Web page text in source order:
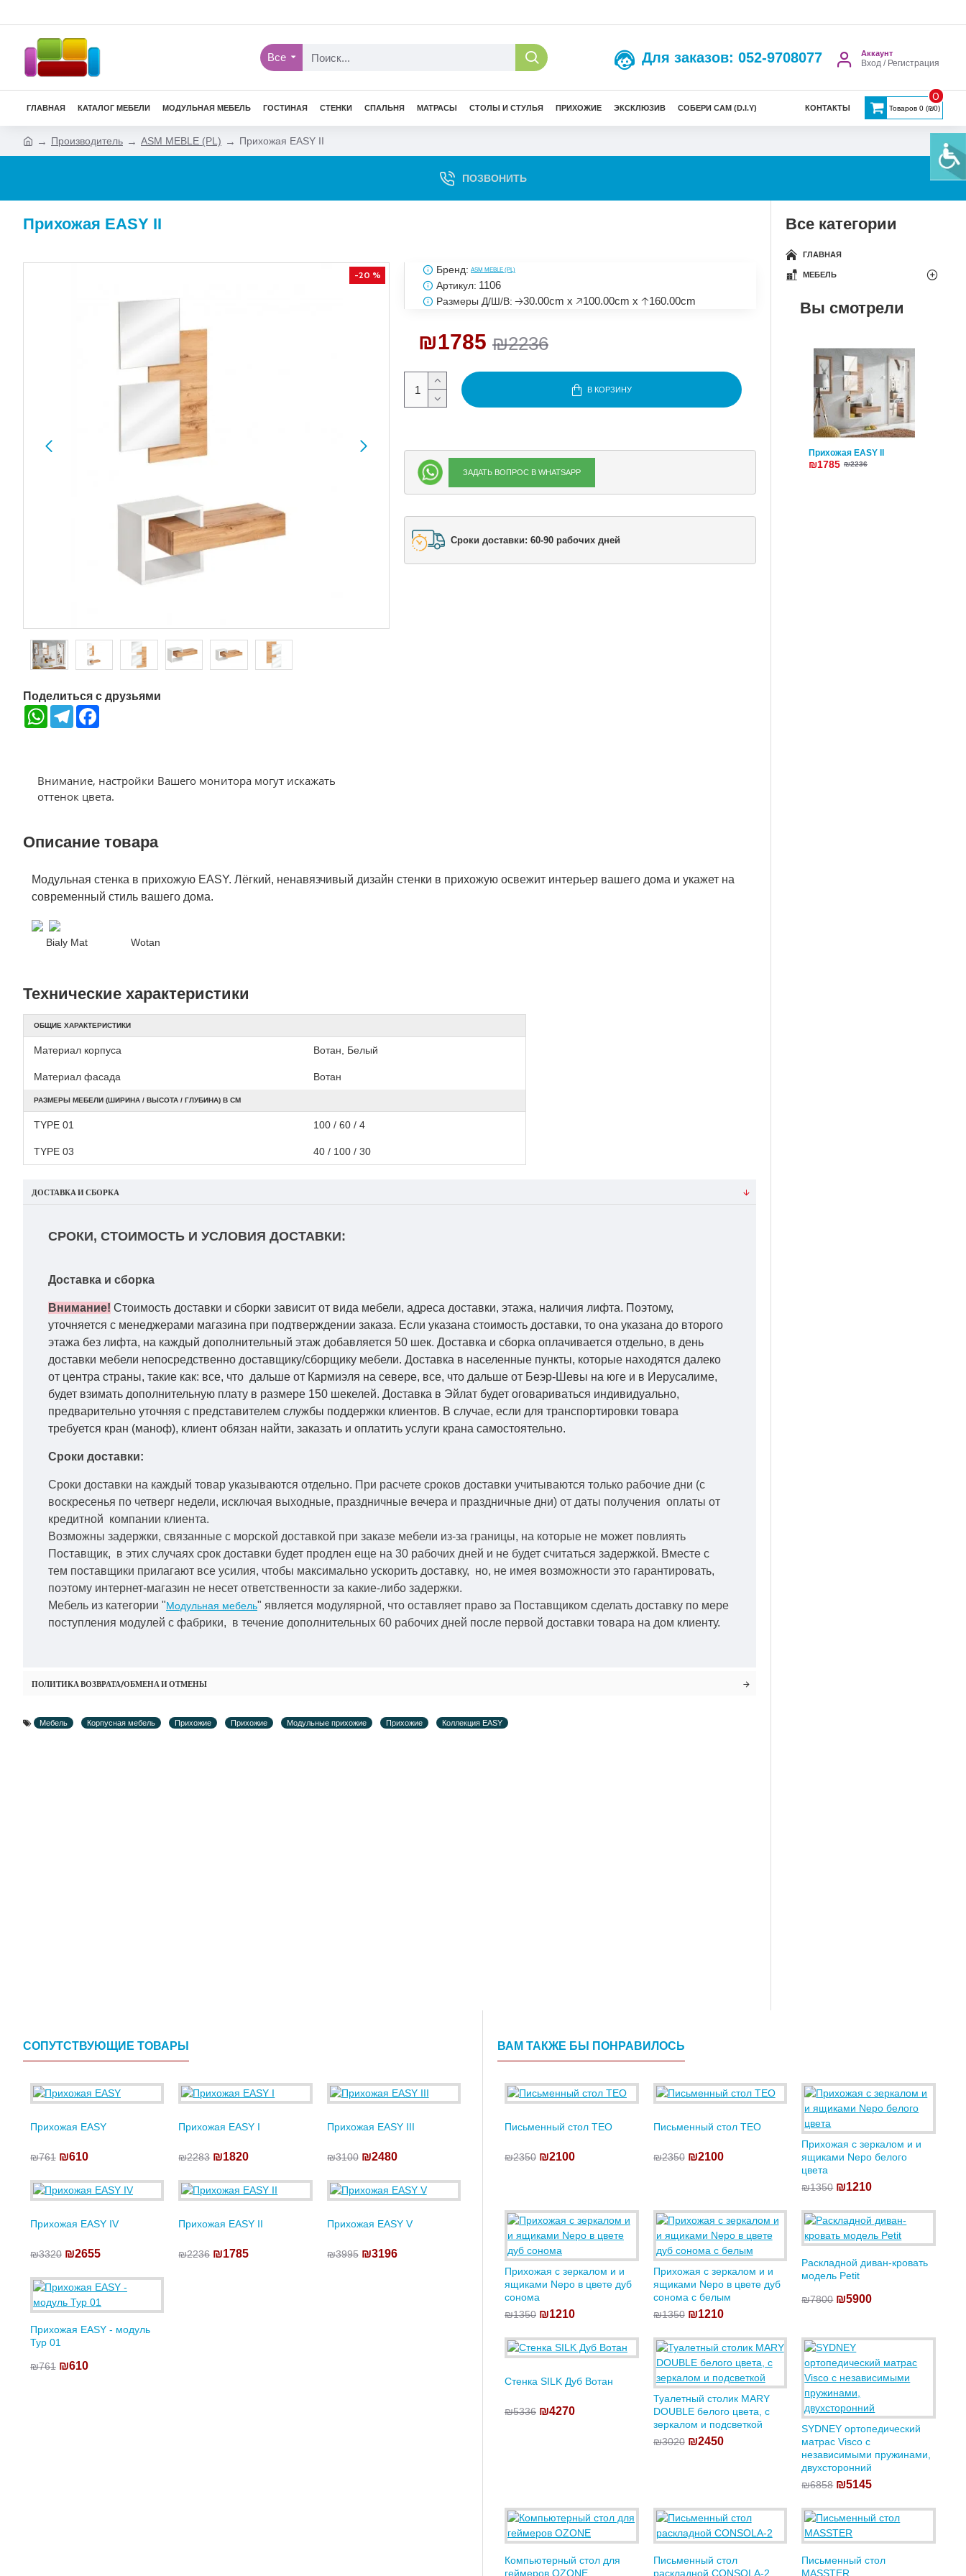
Все Для заказов: 052-9708077 Аккаунт
Вход / Регистрация
ГЛАВНАЯ КАТАЛОГ МЕБЕЛИ МОДУЛЬНАЯ МЕБЕЛЬ ГОСТИНАЯ СТЕНКИ СПАЛЬНЯ МАТРАСЫ СТОЛЫ И СТУЛЬЯ ПРИХОЖИЕ ЭКСКЛЮЗИВ СОБЕРИ САМ (D.I.Y) КОНТАКТЫ Товаров 0 (₪0)
0
Производитель ASM MEBLE (PL) Прихожая EASY II
ПОЗВОНИТЬ
Прихожая EASY II
-20 %
Поделиться с друзьями
WhatsAppTelegram
Внимание, настройки Вашего монитора могут искажать
оттенок цвета.
₪2236
₪1785
Бренд: ASM MEBLE (PL)
Артикул: 1106
Размеры Д/Ш/В: 🡢30.00cm x 🡥100.00cm x 🡡160.00cm
В КОРЗИНУ
ЗАДАТЬ ВОПРОС В WHATSAPP
Сроки доставки: 60-90 рабочих дней
Описание товара
Модульная стенка в прихожую EASY. Лёгкий, ненавязчивый дизайн стенки в прихожую освежит интерьер вашего дома и укажет на
современный стиль вашего дома.
Bialy Mat Wotan
Технические характеристики
ОБЩИЕ ХАРАКТЕРИСТИКИ
Материал корпуса Вотан, Белый
Материал фасада Вотан
РАЗМЕРЫ МЕБЕЛИ (ШИРИНА / ВЫСОТА / ГЛУБИНА) В СМ
TYPE 01 100 / 60 / 4
TYPE 03 40 / 100 / 30
ДОСТАВКА И СБОРКА
СРОКИ, СТОИМОСТЬ И УСЛОВИЯ ДОСТАВКИ:
Доставка и сборка
Внимание! Стоимость доставки и сборки зависит от вида мебели, адреса доставки, этажа, наличия лифта. Поэтому,
уточняется с менеджерами магазина при подтверждении заказа. Если указана стоимость доставки, то она указана до второго
этажа без лифта, на каждый дополнительный этаж добавляется 50 шек. Доставка и сборка оплачивается отдельно, в день
доставки мебели непосредственно доставщику/сборщику мебели. Доставка в населенные пункты, которые находятся далеко
от центра страны, такие как: все, что дальше от Кармиэля на севере, все, что дальше от Беэр-Шевы на юге и в Иерусалиме,
будет взимать дополнительную плату в размере 150 шекелей. Доставка в Эйлат будет оговариваться индивидуально,
предварительно уточняя с представителем службы поддержки клиентов. В случае, если для транспортировки товара
требуется кран (маноф), клиент обязан найти, заказать и оплатить услуги крана самостоятельно.
Сроки доставки:
Сроки доставки на каждый товар указываются отдельно. При расчете сроков доставки учитываются только рабочие дни (с
воскресенья по четверг недели, исключая выходные, праздничные вечера и праздничные дни) от даты получения оплаты от
кредитной компании клиента.
Возможны задержки, связанные с морской доставкой при заказе мебели из-за границы, на которые не может повлиять
Поставщик, в этих случаях срок доставки будет продлен еще на 30 рабочих дней и не будет считаться задержкой. Вместе с
тем поставщики прилагают все усилия, чтобы максимально ускорить доставку, но, не имея возможности это гарантировать,
поэтому интернет-магазин не несет ответственности за какие-либо задержки.
Мебель из категории "Модульная мебель" является модулярной, что оставляет право за Поставщиком сделать доставку по мере
поступления модулей с фабрики, в течение дополнительных 60 рабочих дней после первой доставки товара на дом клиенту.
ПОЛИТИКА ВОЗВРАТА/ОБМЕНА И ОТМЕНЫ
Мебель Корпусная мебель Прихожие Прихожие Модульные прихожие Прихожие Коллекция EASY
Все категории
ГЛАВНАЯ
МЕБЕЛЬ
Вы смотрели
Прихожая EASY II
₪1785 ₪2236
СОПУТСТВУЮЩИЕ ТОВАРЫ
Прихожая EASY
₪761 ₪610
Прихожая EASY I
₪2283 ₪1820
Прихожая EASY III
₪3100 ₪2480
Прихожая EASY IV
₪3320 ₪2655
Прихожая EASY II
₪2236 ₪1785
Прихожая EASY V
₪3995 ₪3196
Прихожая EASY - модуль
Typ 01
₪761 ₪610
ВАМ ТАКЖЕ БЫ ПОНРАВИЛОСЬ
Письменный стол TEO
₪2350 ₪2100
Письменный стол TEO
₪2350 ₪2100
Прихожая с зеркалом и и
ящиками Nepo белого
цвета
₪1350 ₪1210
Прихожая с зеркалом и и
ящиками Nepo в цвете дуб
сонома
₪1350 ₪1210
Прихожая с зеркалом и и
ящиками Nepo в цвете дуб
сонома с белым
₪1350 ₪1210
Раскладной диван-кровать
модель Petit
₪7800 ₪5900
Стенка SILK Дуб Вотан
₪5336 ₪4270
Туалетный столик MARY
DOUBLE белого цвета, с
зеркалом и подсветкой
₪3020 ₪2450
SYDNEY ортопедический
матрас Visco с
независимыми пружинами,
двухсторонний
₪6858 ₪5145
Компьютерный стол для
геймеров OZONE
Письменный стол
раскладной CONSOLA-2
Письменный стол
MASSTER